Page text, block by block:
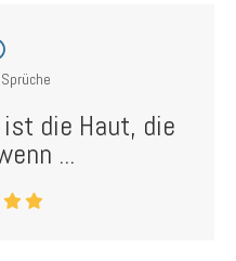
die Haut, die
...